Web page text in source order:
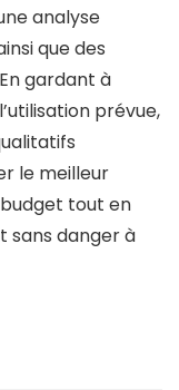
analyse
que des
gardant à
prévue,
le meilleur
tout en
sans danger à